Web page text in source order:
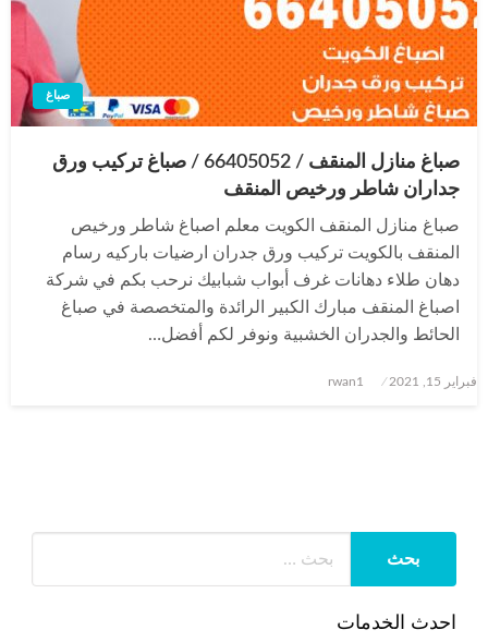
صباغ
صباغ منازل المنقف / 66405052 / صباغ تركيب ورق
جداران شاطر ورخيص المنقف
صباغ منازل المنقف الكويت معلم اصباغ شاطر ورخيص
المنقف بالكويت تركيب ورق جدران ارضيات باركيه رسام
دهان طلاء دهانات غرف أبواب شبابيك نرحب بكم في شركة
اصباغ المنقف مبارك الكبير الرائدة والمتخصصة في صباغ
الحائط والجدران الخشبية ونوفر لكم أفضل…
نُشر
فبراير 15, 2021 rwan1
احدث الخدمات